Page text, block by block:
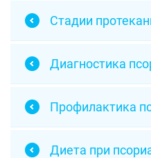
Стадии
Диагностика
Профилактика
Диета при